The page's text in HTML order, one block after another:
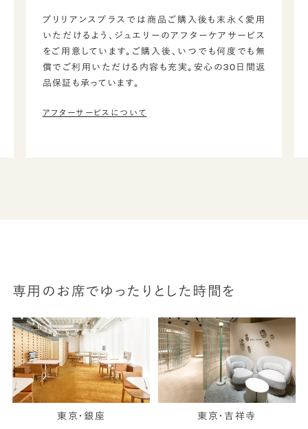
ブリリアンスプラスでは商品ご購入後も末永く愛用
いただけるよう、ジュエリーのアフターケアサービス
をご用意しています。ご購入後、いつでも何度でも無
償でご利用いただける内容も充実。安心の30日間返
品保証も承っています。
アフターサービスについて
専用のお席でゆったりとした時間を
東京・銀座 東京・吉祥寺